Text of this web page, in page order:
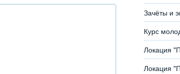
Зачёты и
Курс
Локация
Локация